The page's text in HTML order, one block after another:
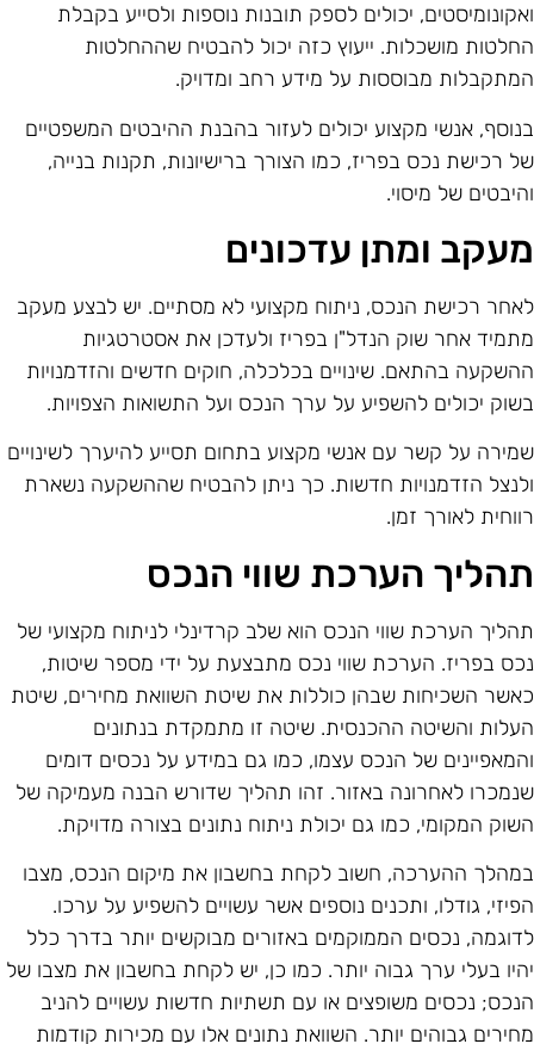
יכולים לספק תובנות נוספות ולסייע בקבלת
מושכלות. ייעוץ כזה יכול להבטיח שההחלטות
מבוססות על מידע רחב ומדויק.
אנשי מקצוע יכולים לעזור בהבנת ההיבטים המשפטיים
רכישת נכס בפריז, כמו הצורך ברישיונות, תקנות בנייה,
של מיסוי.
ומתן עדכונים
רכישת הנכס, ניתוח מקצועי לא מסתיים. יש לבצע מעקב
אחר שוק הנדל"ן בפריז ולעדכן את אסטרטגיות
בהתאם. שינויים בכלכלה, חוקים חדשים והזדמנויות
יכולים להשפיע על ערך הנכס ועל התשואות הצפויות.
על קשר עם אנשי מקצוע בתחום תסייע להיערך לשינויים
הזדמנויות חדשות. כך ניתן להבטיח שההשקעה נשארת
לאורך זמן.
הערכת שווי הנכס
הערכת שווי הנכס הוא שלב קרדינלי לניתוח מקצועי של
בפריז. הערכת שווי נכס מתבצעת על ידי מספר שיטות,
השכיחות שבהן כוללות את שיטת השוואת מחירים, שיטת
והשיטה ההכנסית. שיטה זו מתמקדת בנתונים
של הנכס עצמו, כמו גם במידע על נכסים דומים
לאחרונה באזור. זהו תהליך שדורש הבנה מעמיקה של
המקומי, כמו גם יכולת ניתוח נתונים בצורה מדויקת.
ההערכה, חשוב לקחת בחשבון את מיקום הנכס, מצבו
גודלו, ותכנים נוספים אשר עשויים להשפיע על ערכו.
נכסים הממוקמים באזורים מבוקשים יותר בדרך כלל
בעלי ערך גבוה יותר. כמו כן, יש לקחת בחשבון את מצבו של
נכסים משופצים או עם תשתיות חדשות עשויים להניב
גבוהים יותר. השוואת נתונים אלו עם מכירות קודמות